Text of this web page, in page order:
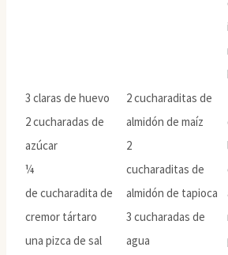
3 claras de huevo
2 cucharadas de
azúcar
¼
de cucharadita de
cremor tártaro
una pizca de sal
2 cucharaditas de
almidón de maíz
2
cucharaditas de
almidón de tapioca
3 cucharadas de
agua